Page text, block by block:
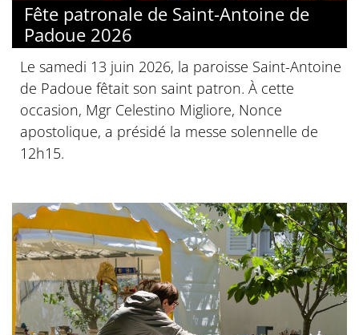
Fête patronale de Saint-Antoine de
Padoue 2026
Le samedi 13 juin 2026, la paroisse Saint-Antoine
de Padoue fêtait son saint patron. À cette
occasion, Mgr Celestino Migliore, Nonce
apostolique, a présidé la messe solennelle de
12h15.